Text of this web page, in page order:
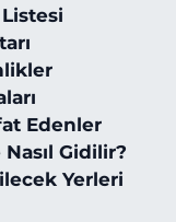
Edenler
Gidilir?
Yerleri